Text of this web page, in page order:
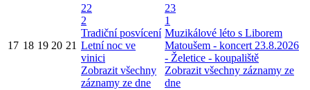
17 18 19 20 21
22
2
Tradiční posvícení
Letní noc ve
vinici
Zobrazit všechny
záznamy ze dne
23
1
Muzikálové léto s Liborem
Matoušem - koncert 23.8.2026
- Želetice - koupaliště
Zobrazit všechny záznamy ze
dne